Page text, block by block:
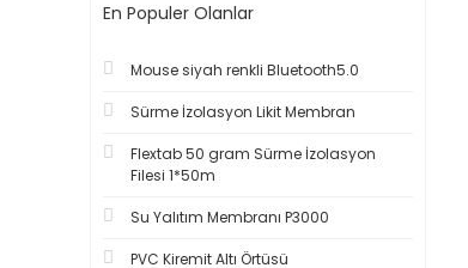
En Populer Olanlar
Mouse siyah renkli Bluetooth5.0
Sürme İzolasyon Likit Membran
Flextab 50 gram Sürme İzolasyon
Filesi 1*50m
Su Yalıtım Membranı P3000
PVC Kiremit Altı Örtüsü